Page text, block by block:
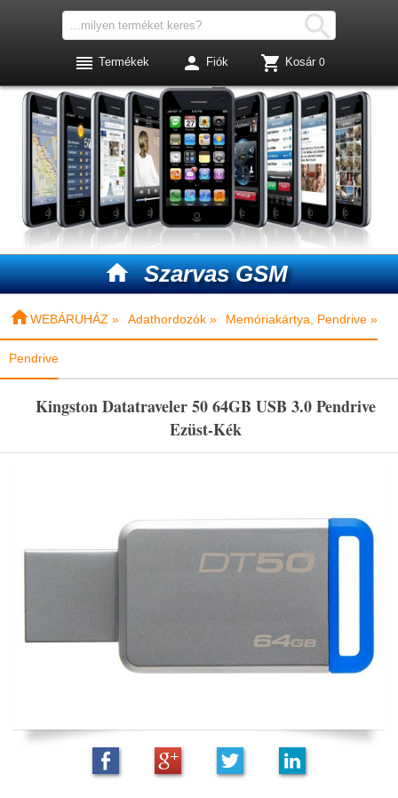
 Szarvas GSM

 Termékek  Fiók  Kosár 0
WEBÁRUHÁZ » Adathordozók » Memóriakártya, Pendrive »
Pendrive
Kingston Datatraveler 50 64GB USB 3.0 Pendrive
Ezüst-Kék